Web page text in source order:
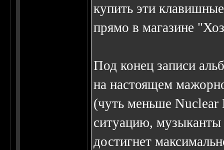
купить эти
прямо в магазине
Под конец записи
на настоящем
(чуть меньше Nuclear
ситуацию, музыканты
достигнет